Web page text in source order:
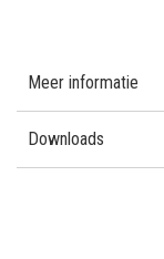
Meer informatie
Downloads